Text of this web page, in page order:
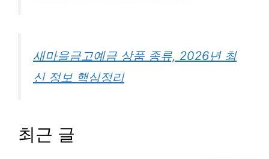
새마을금고예금 상품 종류, 2026년 최
신 정보 핵심정리
최근 글